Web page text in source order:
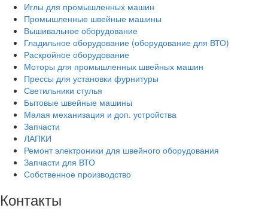
Иглы для промышленных машин
Промышленные швейные машины
Вышивальное оборудование
Гладильное оборудование (оборудование для ВТО)
Раскройное оборудование
Моторы для промышленных швейных машин
Прессы для установки фурнитуры
Светильники стулья
Бытовые швейные машины
Малая механизация и доп. устройства
Запчасти
ЛАПКИ
Ремонт электроники для швейного оборудования
Запчасти для ВТО
Собственное производство
Контакты